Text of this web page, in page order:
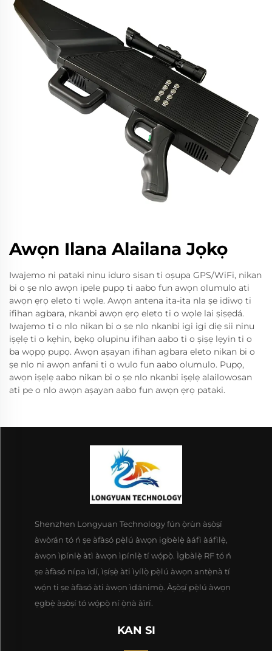
Awọn Ilana Alailana Jọkọ
Iwajemo ni pataki ninu iduro sisan ti oṣupa GPS/WiFi, nikan
bi o ṣe nlo awọn ipele pupọ ti aabo fun awọn olumulo ati
awọn ẹrọ eleto ti wọle. Awọn antena ita-ita nla ṣe idiwọ ti
ifihan agbara, nkanbi awọn ẹrọ eleto ti o wọle lai ṣiṣẹdá.
Iwajemo ti o nlo nikan bi o ṣe nlo nkanbi igi igi diẹ sii ninu
iṣẹlẹ ti o kẹhin, bẹkọ olupinu ifihan aabo ti o ṣiṣẹ lẹyin ti o
ba wọpọ pupọ. Awọn aṣayan ifihan agbara eleto nikan bi o
ṣe nlo ni awọn anfani ti o wulo fun aabo olumulo. Pupọ,
awọn iṣẹlẹ aabo nikan bi o ṣe nlo nkanbi iṣẹlẹ alailowosan
ati pe o nlo awọn aṣayan aabo fun awọn ẹrọ pataki.
Shenzhen Longyuan Technology fún ọ̀rùn àṣòṣí
àwòrán tó ń ṣe àfàsó pẹ̀lú àwọn igbèlẹ̀ àáfì àáfìlẹ̀,
àwọn ìpínlẹ̀ àtì àwọn ìpínlẹ̀ tí wọ́pọ̀. Ìgbàlẹ̀ RF tó ń
ṣe àfàsó nípa ìdí, ìṣíṣẹ̀ àti ìyílọ̀ pẹ̀lú àwọn antẹ̀nà tí
wọ́n ti ṣe àfàsó àti àwọn ìdánimọ̀. Àṣòṣí pẹ̀lú àwọn
ẹgbẹ̀ àṣòṣí tó wọ́pọ̀ ní ọ̀nà àìrí.
KAN SI